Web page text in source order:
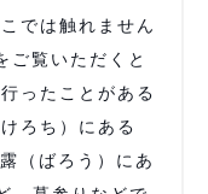
では触れません
ご覧いただくと
ったことがある
ろち）にある
（ばろう）にあ